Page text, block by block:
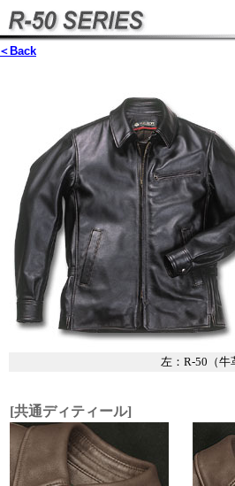
＜Back
左：R-50（
[共通ディティール]